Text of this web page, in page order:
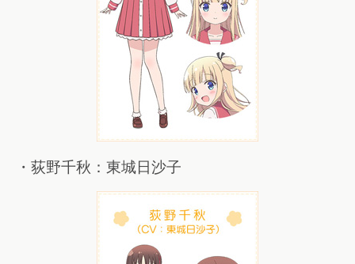
・荻野千秋：東城日沙子